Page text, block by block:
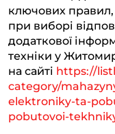
g
r
a
m
b
o
o
k
s
ключових правил,
при виборі
додаткової
техніки у
на сайті https://
category/
elektroniky-ta-
pobutovoi-